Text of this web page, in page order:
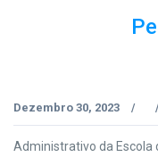
Dezembro 30, 2023 / /
Administrativo da Escola